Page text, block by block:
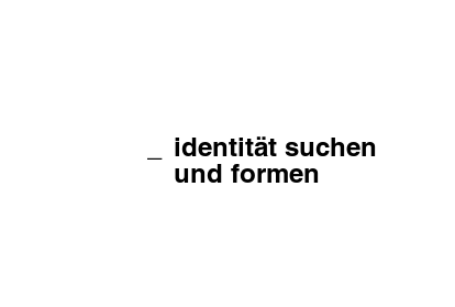
identität suchen
und formen